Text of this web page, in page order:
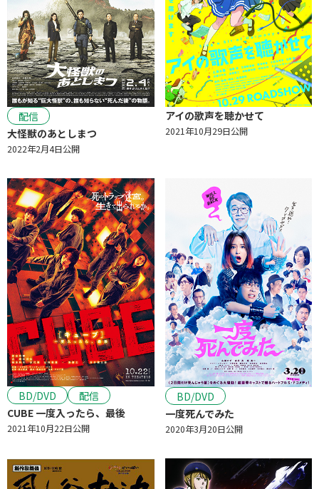
配信
大怪獣のあとしまつ
2022年2月4日公開
アイの歌声を聴かせて
2021年10月29日公開
BD/DVD
配信
CUBE 一度入ったら、最後
2021年10月22日公開
BD/DVD
一度死んでみた
2020年3月20日公開